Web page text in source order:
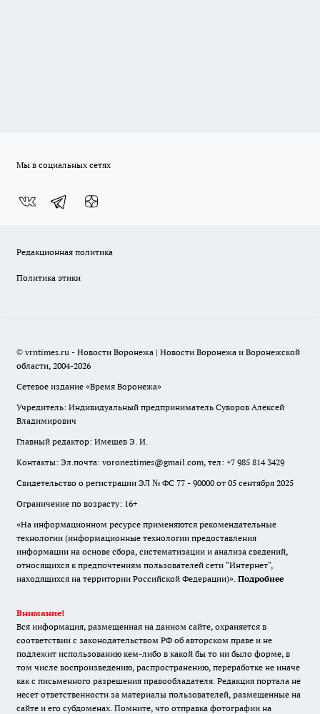
Мы в социальных сетях
Редакционная политика
Политика этики
© vrntimes.ru - Новости Воронежа | Новости Воронежа и Воронежской
области, 2004-2026
Сетевое издание «Время Воронежа»
Учредитель: Индивидуальный предприниматель Суворов Алексей
Владимирович
Главный редактор: Имешев Э. И.
Контакты: Эл.почта: voroneztimes@gmail.com, тел: +7 985 814 3429
Свидетельство о регистрации ЭЛ № ФС 77 - 90000 от 05 сентября 2025
Ограничение по возрасту: 16+
«На информационном ресурсе применяются рекомендательные
технологии (информационные технологии предоставления
информации на основе сбора, систематизации и анализа сведений,
относящихся к предпочтениям пользователей сети "Интернет",
находящихся на территории Российской Федерации)». Подробнее
Внимание!
Вся информация, размещенная на данном сайте, охраняется в
соответствии с законодательством РФ об авторском праве и не
подлежит использованию кем-либо в какой бы то ни было форме, в
том числе воспроизведению, распространению, переработке не иначе
как с письменного разрешения правообладателя. Редакция портала не
несет ответственности за материалы пользователей, размещенные на
сайте и его субдоменах. Помните, что отправка фотографии на